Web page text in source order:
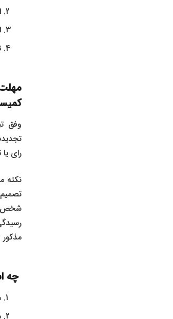
رای
نکته
شخص
چه